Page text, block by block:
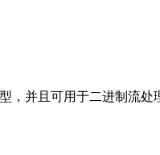
，并且可用于二进制流处